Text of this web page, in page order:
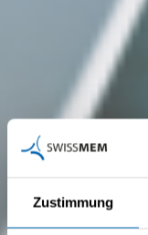
Zustimmung